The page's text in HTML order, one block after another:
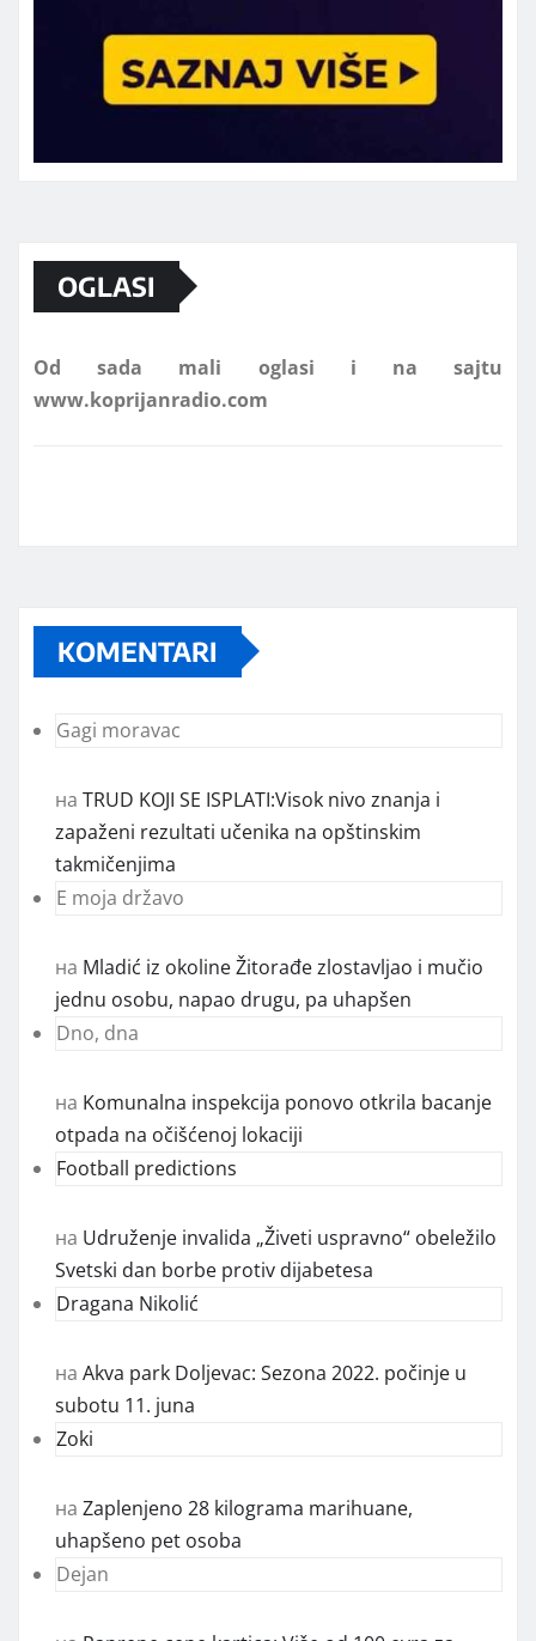
OGLASI
Od sada mali oglasi i na sajtu
KOMENTARI
Gagi moravac
на TRUD KOJI SE ISPLATI:Visok nivo znanja i
zapaženi rezultati učenika na opštinskim
takmičenjima
E moja državo
на Mladić iz okoline Žitorađe zlostavljao i mučio
jednu osobu, napao drugu, pa uhapšen
Dno, dna
на Komunalna inspekcija ponovo otkrila bacanje
otpada na očišćenoj lokaciji
Football predictions
на Udruženje invalida „Živeti uspravno“ obeležilo
Svetski dan borbe protiv dijabetesa
Dragana Nikolić
на Akva park Doljevac: Sezona 2022. počinje u
subotu 11. juna
Zoki
на Zaplenjeno 28 kilograma marihuane,
uhapšeno pet osoba
Dejan